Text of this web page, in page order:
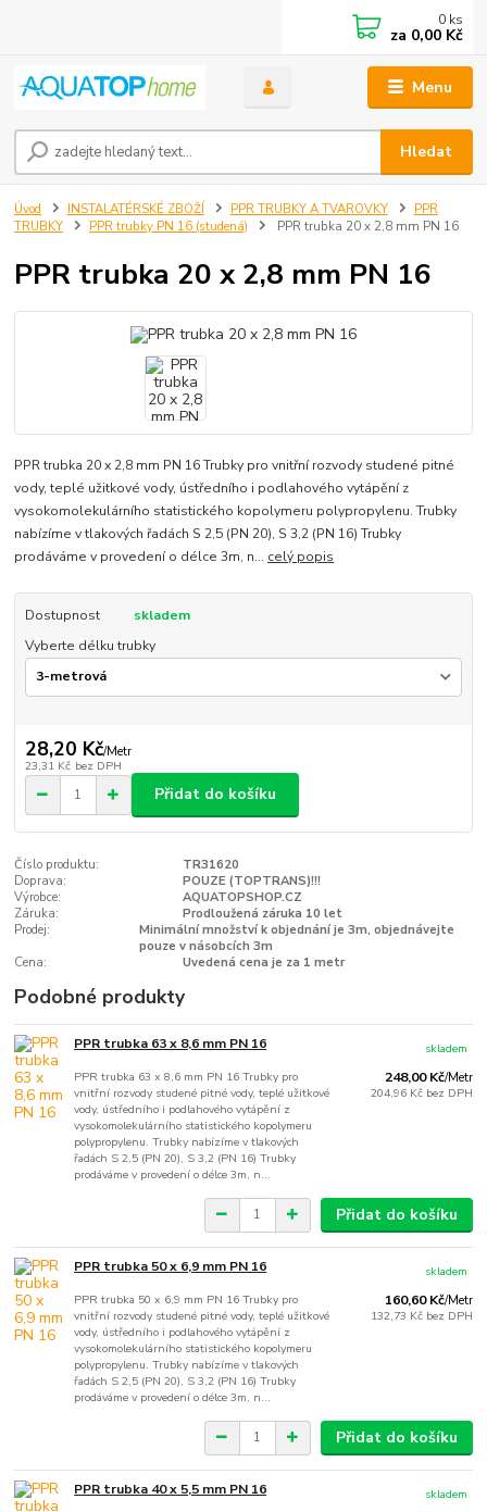
Menu
Hledat
0 ks
za 0,00 Kč
Úvod INSTALATÉRSKÉ ZBOŽÍ PPR TRUBKY A TVAROVKY
PPR
TRUBKY
PPR trubky PN 16 (studená) PPR trubka 20 x 2,8 mm PN 16
PPR trubka 20 x 2,8 mm PN 16
PPR trubka 20 x 2,8 mm PN 16 Trubky pro vnitřní rozvody studené pitné
vody, teplé užitkové vody, ústředního i podlahového vytápění z
vysokomolekulárního statistického kopolymeru polypropylenu. Trubky
nabízíme v tlakových řadách S 2,5 (PN 20), S 3,2 (PN 16) Trubky
prodáváme v provedení o délce 3m, n... celý popis
Dostupnost
skladem
Vyberte délku trubky
28,20 Kč/Metr
23,31 Kč bez DPH
Přidat do košíku
Číslo produktu:
TR31620
Doprava:
POUZE (TOPTRANS)!!!
Výrobce:
AQUATOPSHOP.CZ
Záruka:
Prodloužená záruka 10 let
Prodej:
Minimální množství k objednání je 3m, objednávejte
pouze v násobcích 3m
Cena:
Uvedená cena je za 1 metr
Podobné produkty
PPR trubka 63 x 8,6 mm PN 16
PPR trubka 63 x 8,6 mm PN 16 Trubky pro
vnitřní rozvody studené pitné vody, teplé užitkové
vody, ústředního i podlahového vytápění z
vysokomolekulárního statistického kopolymeru
polypropylenu. Trubky nabízíme v tlakových
řadách S 2,5 (PN 20), S 3,2 (PN 16) Trubky
prodáváme v provedení o délce 3m, n...
248,00 Kč/Metr
204,96 Kč bez DPH
skladem
Přidat do košíku
PPR trubka 50 x 6,9 mm PN 16
PPR trubka 50 x 6,9 mm PN 16 Trubky pro
vnitřní rozvody studené pitné vody, teplé užitkové
vody, ústředního i podlahového vytápění z
vysokomolekulárního statistického kopolymeru
polypropylenu. Trubky nabízíme v tlakových
řadách S 2,5 (PN 20), S 3,2 (PN 16) Trubky
prodáváme v provedení o délce 3m, n...
160,60 Kč/Metr
132,73 Kč bez DPH
skladem
Přidat do košíku
PPR trubka 40 x 5,5 mm PN 16 skladem